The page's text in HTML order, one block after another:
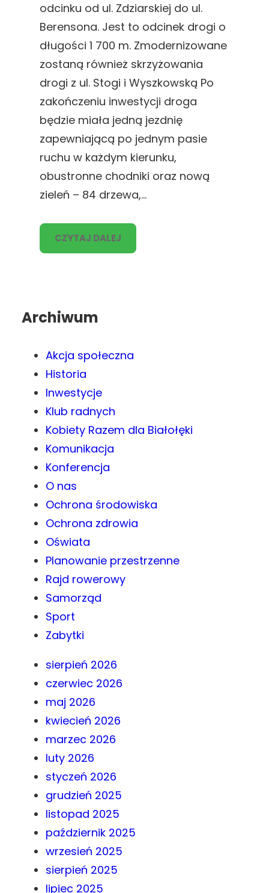
odcinku od ul. Zdziarskiej do ul.
Berensona. Jest to odcinek drogi o
długości 1 700 m. Zmodernizowane
zostaną również skrzyżowania
drogi z ul. Stogi i Wyszkowską Po
zakończeniu inwestycji droga
będzie miała jedną jezdnię
zapewniającą po jednym pasie
ruchu w każdym kierunku,
obustronne chodniki oraz nową
zieleń – 84 drzewa,…
CZYTAJ DALEJ
Archiwum
Akcja społeczna
Historia
Inwestycje
Klub radnych
Kobiety Razem dla Białołęki
Komunikacja
Konferencja
O nas
Ochrona środowiska
Ochrona zdrowia
Oświata
Planowanie przestrzenne
Rajd rowerowy
Samorząd
Sport
Zabytki
sierpień 2026
czerwiec 2026
maj 2026
kwiecień 2026
marzec 2026
luty 2026
styczeń 2026
grudzień 2025
listopad 2025
październik 2025
wrzesień 2025
sierpień 2025
lipiec 2025